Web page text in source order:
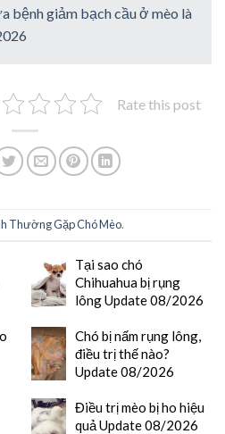
bệnh giảm bạch cầu ở mèo là
Rate this post
Thường Gặp Chó Mèo.
Tại sao chó
Chihuahua bị rụng
lông Update 08/2026
Chó bị nấm rụng lông,
điều trị thế nào?
Update 08/2026
Điều trị mèo bị ho hiệu
quả Update 08/2026